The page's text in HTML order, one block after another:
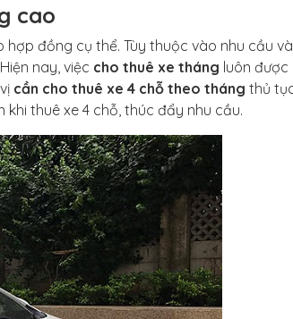
cao
đồng cụ thể. Tùy thuộc vào nhu cầu
nay, việc cho thuê xe tháng luôn được
cần cho thuê xe 4 chỗ theo tháng thủ
thuê xe 4 chỗ, thúc đẩy nhu cầu.